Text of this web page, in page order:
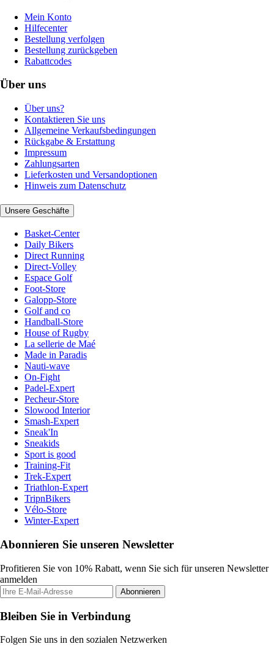
Mein Konto
Hilfecenter
Bestellung verfolgen
Bestellung zurückgeben
Rabattcodes
Über uns
Über uns?
Kontaktieren Sie uns
Allgemeine Verkaufsbedingungen
Rückgabe & Erstattung
Impressum
Zahlungsarten
Lieferkosten und Versandoptionen
Hinweis zum Datenschutz
Unsere Geschäfte
Basket-Center
Daily Bikers
Direct Running
Direct-Volley
Espace Golf
Foot-Store
Galopp-Store
Golf and co
Handball-Store
House of Rugby
La sellerie de Maé
Made in Paradis
Nauti-wave
On-Fight
Padel-Expert
Pecheur-Store
Slowood Interior
Smash-Expert
Sneak'In
Sneakids
Sport is good
Training-Fit
Trek-Expert
Triathlon-Expert
TripnBikers
Vélo-Store
Winter-Expert
Abonnieren Sie unseren Newsletter
Profitieren Sie von 10% Rabatt, wenn Sie sich für unseren Newsletter
anmelden
Abonnieren
Bleiben Sie in Verbindung
Folgen Sie uns in den sozialen Netzwerken